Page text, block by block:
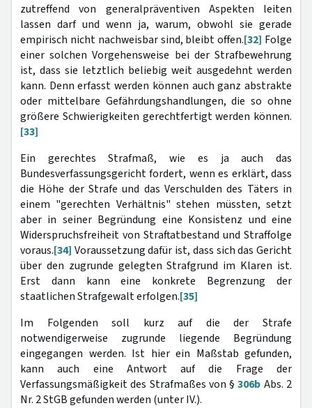
zutreffend von generalpräventiven Aspekten leiten
lassen darf und wenn ja, warum, obwohl sie gerade
empirisch nicht nachweisbar sind, bleibt offen.[32] Folge
einer solchen Vorgehensweise bei der Strafbewehrung
ist, dass sie letztlich beliebig weit ausgedehnt werden
kann. Denn erfasst werden können auch ganz abstrakte
oder mittelbare Gefährdungshandlungen, die so ohne
größere Schwierigkeiten gerechtfertigt werden können.
[33]
Ein gerechtes Strafmaß, wie es ja auch das
Bundesverfassungsgericht fordert, wenn es erklärt, dass
die Höhe der Strafe und das Verschulden des Täters in
einem "gerechten Verhältnis" stehen müssten, setzt
aber in seiner Begründung eine Konsistenz und eine
Widerspruchsfreiheit von Straftatbestand und Straffolge
voraus.[34] Voraussetzung dafür ist, dass sich das Gericht
über den zugrunde gelegten Strafgrund im Klaren ist.
Erst dann kann eine konkrete Begrenzung der
staatlichen Strafgewalt erfolgen.[35]
Im Folgenden soll kurz auf die der Strafe
notwendigerweise zugrunde liegende Begründung
eingegangen werden. Ist hier ein Maßstab gefunden,
kann auch eine Antwort auf die Frage der
Verfassungsmäßigkeit des Strafmaßes von §306b Abs. 2
Nr. 2 StGB gefunden werden (unter IV.).